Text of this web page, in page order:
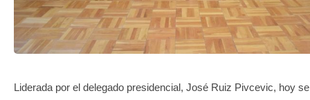
Liderada por el delegado presidencial, José Ruiz Pivcevic, hoy